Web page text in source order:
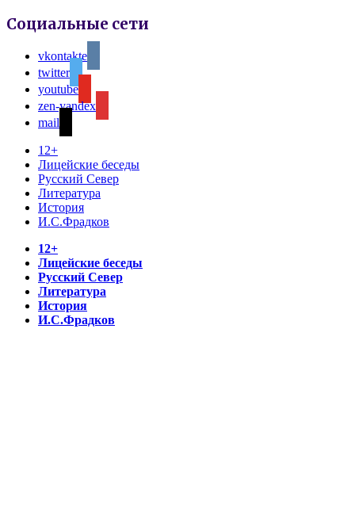
Социальные сети
vkontakte
twitter
youtube
zen-yandex
mail
12+
Лицейские беседы
Русский Север
Литература
История
И.С.Фрадков
12+
Лицейские беседы
Русский Север
Литература
История
И.С.Фрадков